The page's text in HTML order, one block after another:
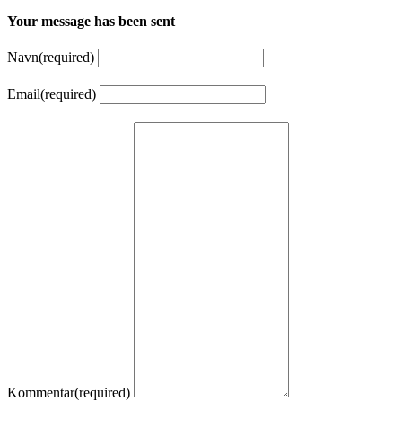
Your message has been sent
Navn(required)
Email(required)
Kommentar(required)